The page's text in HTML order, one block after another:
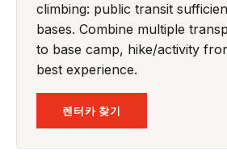
climbing: public transit
bases. Combine multiple
to base camp, hike/activity
best experience.
렌터카 찾기